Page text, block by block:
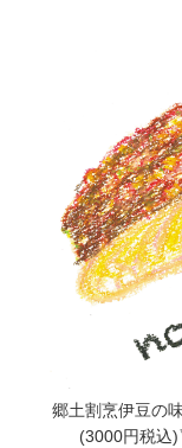
郷土割烹伊豆の
(3000円税込